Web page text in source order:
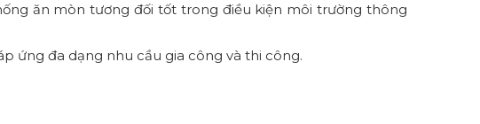
ăn mòn tương đối tốt trong điều kiện môi trường thông
ứng đa dạng nhu cầu gia công và thi công.